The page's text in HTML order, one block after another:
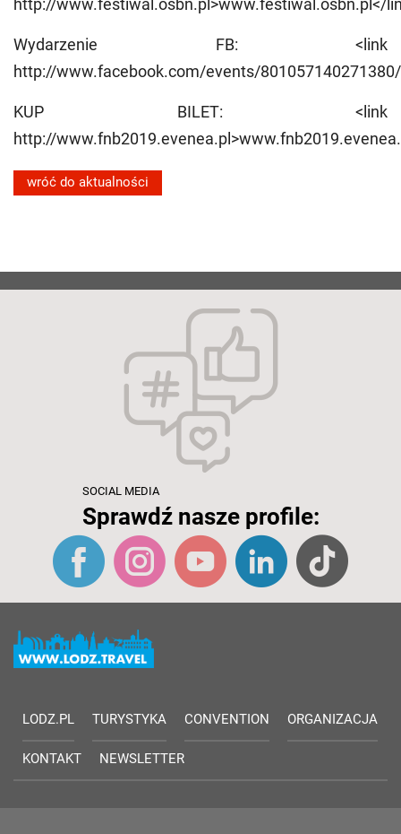
http://www.festiwal.osbn.pl>www.festiwal.osbn.pl</
Wydarzenie FB: <link
http://www.facebook.com/events/
KUP BILET: <link
http://
wróć do aktualności
SOCIAL MEDIA
Sprawdź nasze profile:
LODZ.PL TURYSTYKA CONVENTION ORGANIZACJA
KONTAKT NEWSLETTER